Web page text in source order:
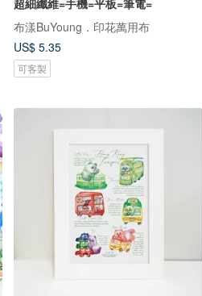
超細纖維=手機=平板=筆電=
布漾BuYoung．印花萬用布
US$ 5.35
可客製